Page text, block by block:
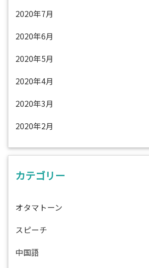
2020年7月
2020年6月
2020年5月
2020年4月
2020年3月
2020年2月
カテゴリー
オタマトーン
スピーチ
中国語